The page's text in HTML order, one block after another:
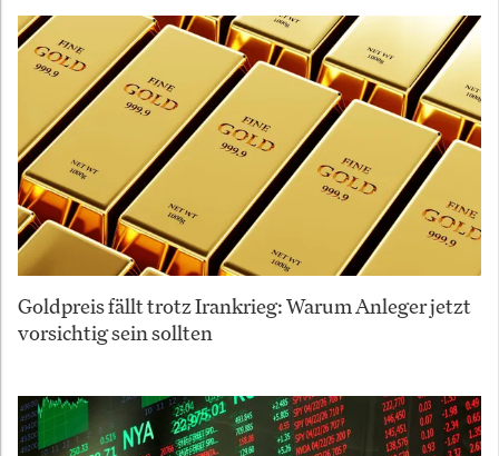
Goldpreis fällt trotz Irankrieg: Warum Anleger jetzt
vorsichtig sein sollten